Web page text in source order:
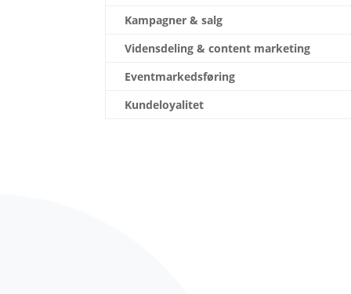
Kampagner & salg
Vidensdeling & content marketing
Eventmarkedsføring
Kundeloyalitet